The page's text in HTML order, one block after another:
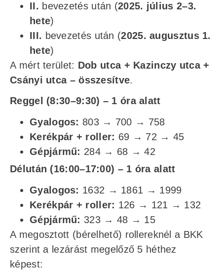
II. bevezetés után (2025. július 2–3.
hete)
III. bevezetés után (2025. augusztus 1.
hete)
A mért terület: Dob utca + Kazinczy utca +
Csányi utca – összesítve.
Reggel (8:30–9:30) – 1 óra alatt
Gyalogos: 803 → 700 → 758
Kerékpár + roller: 69 → 72 → 45
Gépjármű: 284 → 68 → 42
Délután (16:00–17:00) – 1 óra alatt
Gyalogos: 1632 → 1861 → 1999
Kerékpár + roller: 126 → 121 → 132
Gépjármű: 323 → 48 → 15
A megosztott (bérelhető) rollereknél a BKK
szerint a lezárást megelőző 5 héthez
képest: